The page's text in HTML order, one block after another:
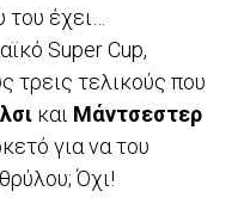
του έχει…
Super Cup,
τρεις τελικούς που
και Μάντσεστερ
για να του
Όχι!